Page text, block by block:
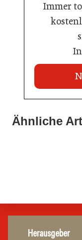
Immer
Ähnliche
Brauerei
Herausgeber